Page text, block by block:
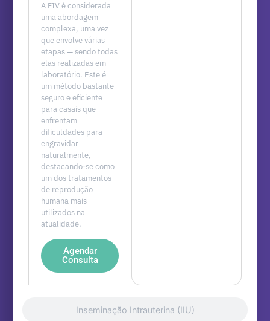
Inseminação Intrauterina (IIU)
A FIV é considerada
uma abordagem
complexa, uma vez
que envolve várias
etapas — sendo todas
elas realizadas em
laboratório. Este é
um método bastante
seguro e eficiente
para casais que
enfrentam
dificuldades para
engravidar
naturalmente,
destacando-se como
um dos tratamentos
de reprodução
humana mais
utilizados na
atualidade.
Agendar
Consulta